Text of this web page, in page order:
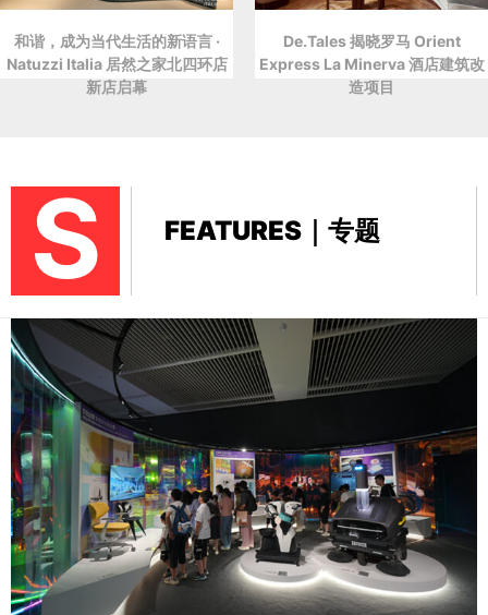
和谐，成为当代生活的新语言 ·
Natuzzi Italia 居然之家北四环店
新店启幕
De.Tales 揭晓罗马 Orient
Express La Minerva 酒店建筑改
造项目
S FEATURES｜专题